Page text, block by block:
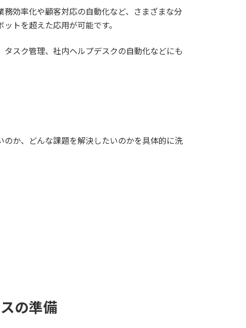
効率化や顧客対応の自動化など、さまざまな分
トを超えた応用が可能です。
スク管理、社内ヘルプデスクの自動化などにも
か、どんな課題を解決したいのかを具体的に洗
の準備